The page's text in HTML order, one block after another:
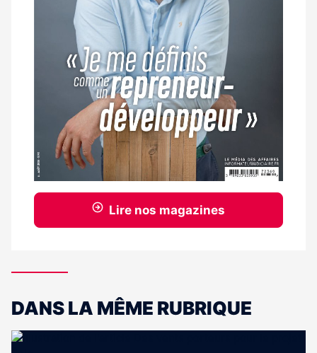
Lire nos magazines
DANS LA MÊME RUBRIQUE